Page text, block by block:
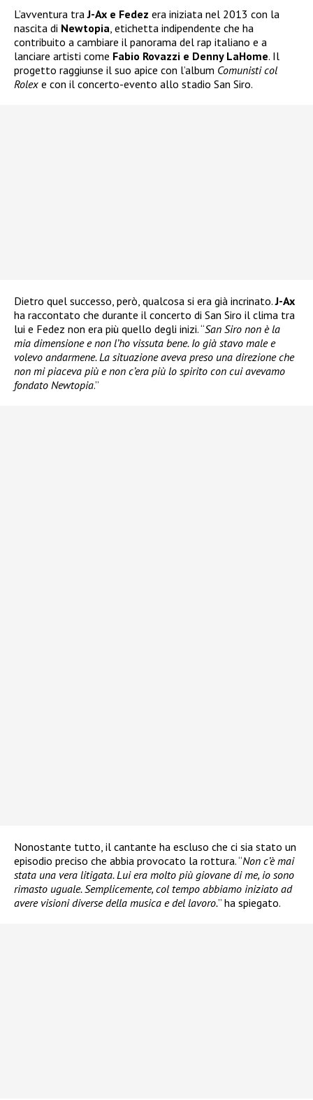
L’avventura traJ-Ax e Fedez era iniziata nel 2013 con la
nascita di Newtopia, etichetta indipendente che ha
contribuito a cambiare il panorama del rap italiano e a
lanciare artisti come Fabio Rovazzi e Denny LaHome. Il
progetto raggiunse il suo apice con l’album Comunisti col
Rolex e con il concerto-evento allo stadio San Siro.
Dietro quel successo, però, qualcosa si era già incrinato.J-Ax
ha raccontato che durante il concerto di San Siro il clima tra
lui e Fedez non era più quello degli inizi. “San Siro non è la
mia dimensione e non l’ho vissuta bene. Io già stavo male e
volevo andarmene. La situazione aveva preso una direzione che
non mi piaceva più e non c’era più lo spirito con cui avevamo
fondato Newtopia.”
Nonostante tutto, il cantante ha escluso che ci sia stato un
episodio preciso che abbia provocato la rottura. “Non c’è mai
stata una vera litigata. Lui era molto più giovane di me, io sono
rimasto uguale. Semplicemente, col tempo abbiamo iniziato ad
avere visioni diverse della musica e del lavoro.” ha spiegato.